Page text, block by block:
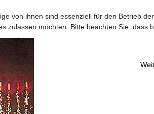
von ihnen sind essenziell für den Betrieb
zulassen möchten. Bitte beachten Sie,